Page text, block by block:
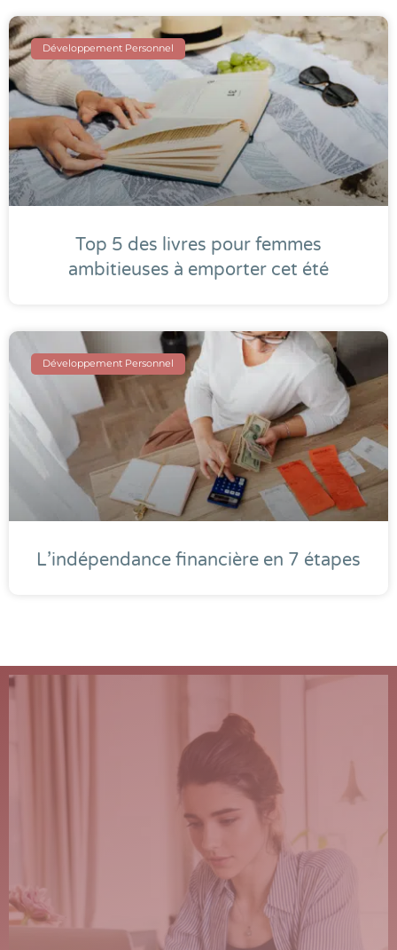
Développement Personnel
Top 5 des livres pour femmes
ambitieuses à emporter cet été
Développement Personnel
L’indépendance financière en 7 étapes